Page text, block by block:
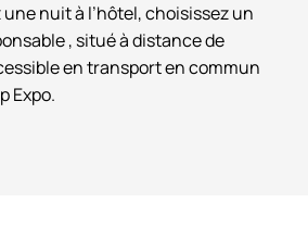
une nuit à l’hôtel, choisissez un
, situé à distance de
en transport en commun
Expo.